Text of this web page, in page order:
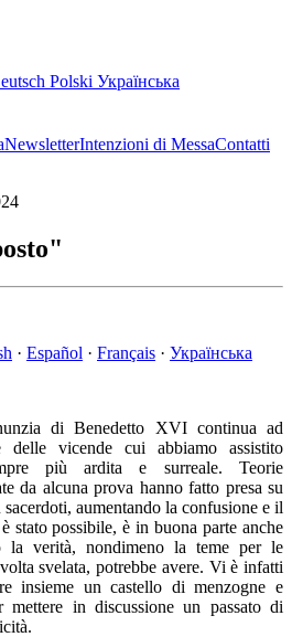
Polski Українська
NewsletterIntenzioni di MessaContatti
· Español · Français · Українська
di Benedetto XVI continua ad
delle vicende cui abbiamo assistito
più ardita e surreale. Teorie
da alcuna prova hanno fatto presa su
aumentando la confusione e il
stato possibile, è in buona parte anche
la verità, nondimeno la teme per le
svelata, potrebbe avere. Vi è infatti
insieme un castello di menzogne e
in discussione un passato di